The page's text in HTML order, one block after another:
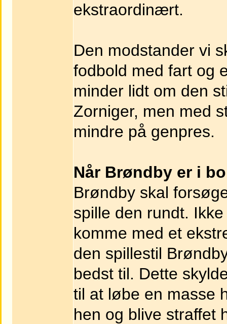
ekstraordinært.
Den modstander vi
fodbold med fart og
minder lidt om den
Zorniger, men med
mindre på genpres.
Når Brøndby er i
Brøndby skal
spille den rundt.
komme med et
den spillestil
bedst til. Dette
til at løbe en masse
hen og blive straffet